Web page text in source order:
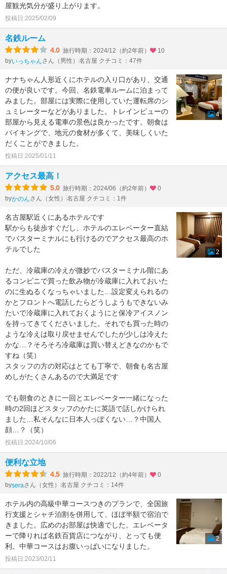
屋観光気分が盛り上がります。
投稿日:2025/02/09
名鉄ルーム
4.0 旅行時期：2024/12（約2年前）
10
byいっちゃんさん（男性） 名古屋 クチコミ：47件
ナナちゃん人形近くにホテルの入り口があり、交通
の便が良いです。今回、名鉄電車ルームに泊まって
みました。部屋には実際に使用していた運転席のシ
ュミレーターなどがありました。トレインビューの
部屋から見える電車の景色は良かったです。朝食は
バイキングで、地元の食材が多くて、美味しくいた
だくことができました。
投稿日:2025/01/11
4
アクセス最高！
5.0 旅行時期：2024/06（約2年前）
0
byかのんさん（女性） 名古屋 クチコミ：1件
名古屋駅近くにあるホテルです
駅からも徒歩すぐだし、ホテルのエレベーター直結
でバスターミナルにも行けるのでアクセス最高のホ
テルでした
ただ、冷蔵庫の冷えが微妙でバスターミナル階にあ
るコンビニで買った飲み物が冷蔵庫に入れておいた
のに生ぬるくなっちゃいました…設定変えられるの
かとフロントへ電話したらどうしようもできないみ
たいで冷蔵庫に入れておくようにと保冷アイスノン
を持ってきてくださいました。それでも買った時の
ような冷えは取り戻せませんでしたが少しは冷えた
かな…？そろそろ冷蔵庫は買い替えどきなのかもで
すね（笑）
スタッフの方の対応はとても丁寧で、朝食も名古屋
めしがたくさんあるので大満足です
でも朝食のときに一回とエレベーター一緒になった
時の2回ほどスタッフのかたに英語で話しかけられ
ました…私そんなに日本人っぽくない…？中国人
顔…？（笑）
投稿日:2024/10/06
2
便利な立地
4.5 旅行時期：2022/12（約4年前）
0
byseraさん（女性） 名古屋 クチコミ：14件
ホテル内の高級中華コースつきのプランで、全国旅
行支援とシャチ泊割を併用して、ほぼ半額で宿泊で
きました。広めのお部屋は快適でした。エレベータ
ーで降りれば名鉄百貨店につながり、とっても便
利。中華コースはお腹いっぱいになりました。
投稿日:2023/02/11
2